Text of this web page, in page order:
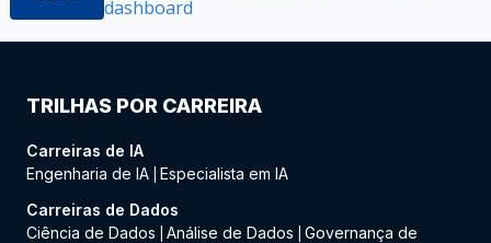
dashboard
TRILHAS POR CARREIRA
Carreiras de IA
Engenharia de IA Especialista em IA
Carreiras de Dados
Ciência de Dados
Análise de Dados
Governança de